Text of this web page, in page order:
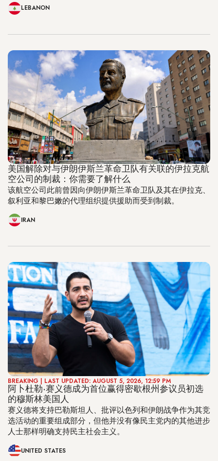
LEBANON
美国解除对与伊朗伊斯兰革命卫队有关联的伊拉克航
空公司的制裁：你需要了解什么
该航空公司此前曾因向伊朗伊斯兰革命卫队及其在伊拉克、
叙利亚和黎巴嫩的代理组织提供援助而受到制裁。
IRAN
BREAKING | LAST UPDATED: AUGUST 5, 2026, 12:59 PM
阿卜杜勒·赛义德成为首位赢得密歇根州参议员初选
的穆斯林美国人
赛义德将支持巴勒斯坦人、批评以色列和伊朗战争作为其竞
选活动的重要组成部分，但他并没有像民主党内的其他进步
人士那样明确支持民主社会主义。
UNITED STATES